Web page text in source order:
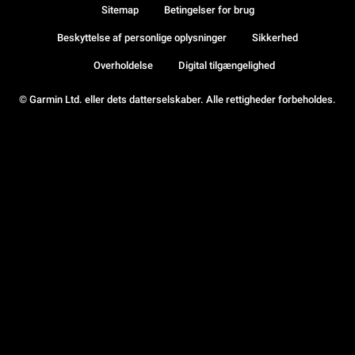
© Garmin Ltd. eller dets datterselskaber. Alle rettigheder forbeholdes.
Sitemap Betingelser for brug
Beskyttelse af personlige oplysninger Sikkerhed
Overholdelse Digital tilgængelighed